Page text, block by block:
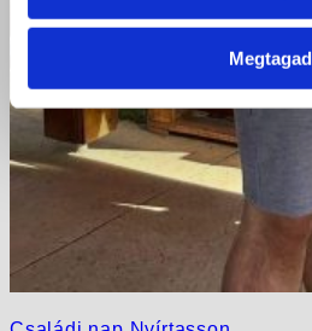
Megtagad